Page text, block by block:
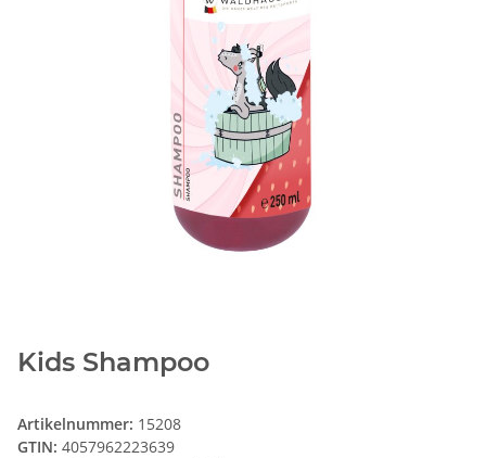
Kids Shampoo
Artikelnummer: 15208
GTIN: 4057962223639